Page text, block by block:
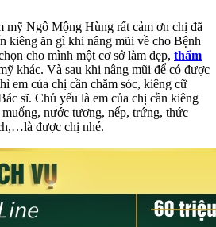
mỹ Ngô Mộng Hùng rất cảm ơn chị đã
kiêng ăn gì khi nâng mũi về cho Bệnh
cho mình một cơ sở làm đẹp, thẩm
khác. Và sau khi nâng mũi để có được
em của chị cần chăm sóc, kiêng cữ
sĩ. Chủ yếu là em của chị cần kiêng
nước tương, nếp, trứng, thức
được chị nhé.